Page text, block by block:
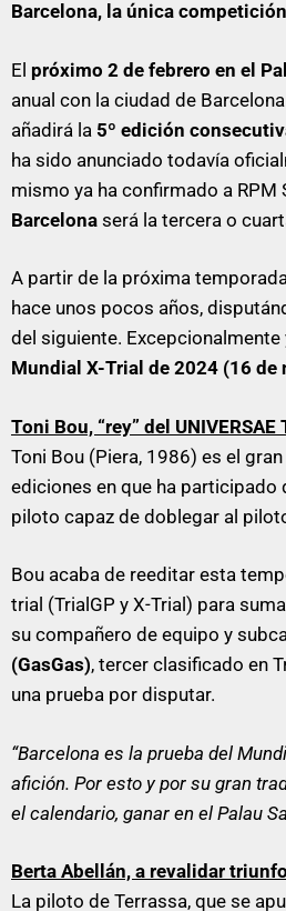
Barcelona, la única
El próximo 2 de febrero en el
anual con la ciudad de
añadirá la 5º edición
ha sido anunciado todavía
mismo ya ha confirmado a
Barcelona será la tercera o
A partir de la próxima
hace unos pocos años,
del siguiente.
Mundial X-Trial de 2024 (16
Toni Bou, “rey” del
Toni Bou (Piera, 1986) es el
ediciones en que ha
piloto capaz de doblegar al
Bou acaba de reeditar esta
trial (TrialGP y X-Trial) para
su compañero de equipo y
(GasGas), tercer clasificado en
una prueba por disputar.
“Barcelona es la prueba del
afición. Por esto y por su gran
el calendario, ganar en el Palau
Berta Abellán, a revalidar
La piloto de Terrassa, que se